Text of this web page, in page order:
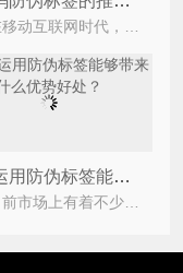
企业运用防伪标签能够带来什么优势好处？